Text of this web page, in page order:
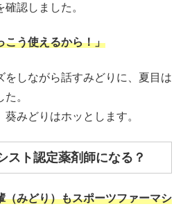
認しました。
こう使えるから！」
をしながら話すみどりに、夏目は
。
みどりはホッとします。
スト認定薬剤師になる？
（みどり）もスポーツファーマシ